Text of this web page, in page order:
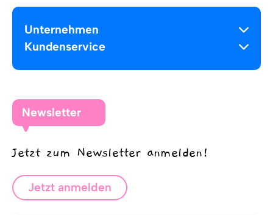
Unternehmen
Kundenservice
Newsletter
Jetzt zum Newsletter anmelden!
Jetzt anmelden